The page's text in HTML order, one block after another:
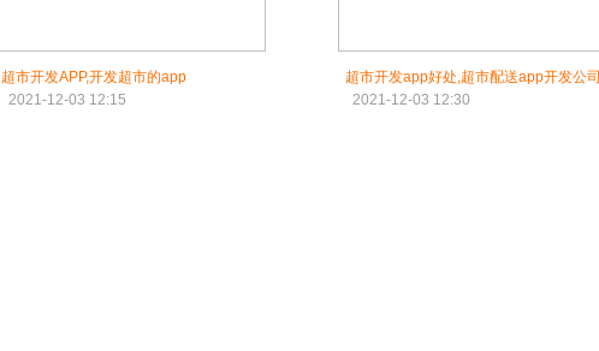
超市开发APP,开发超市的app
2021-12-03 12:15
超市开发app好处,超市配送app开发公司
2021-12-03 12:30